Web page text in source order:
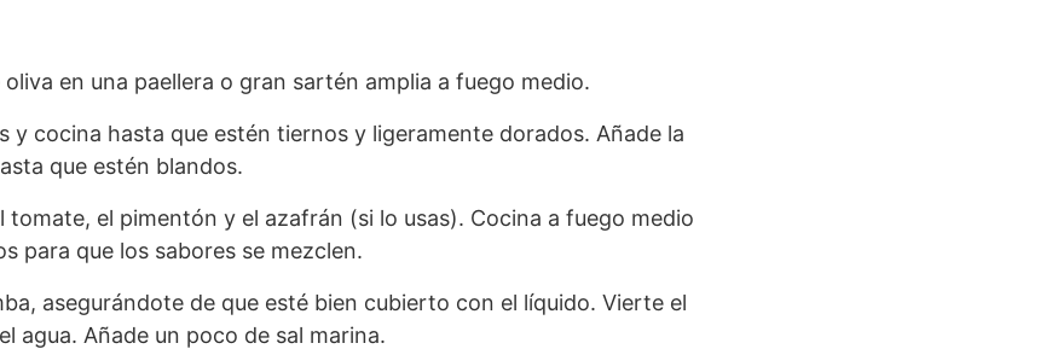
en una paellera o gran sartén amplia a fuego medio.
y cocina hasta que estén tiernos y ligeramente dorados. Añade la
que estén blandos.
tomate, el pimentón y el azafrán (si lo usas). Cocina a fuego medio
para que los sabores se mezclen.
asegurándote de que esté bien cubierto con el líquido. Vierte el
agua. Añade un poco de sal marina.